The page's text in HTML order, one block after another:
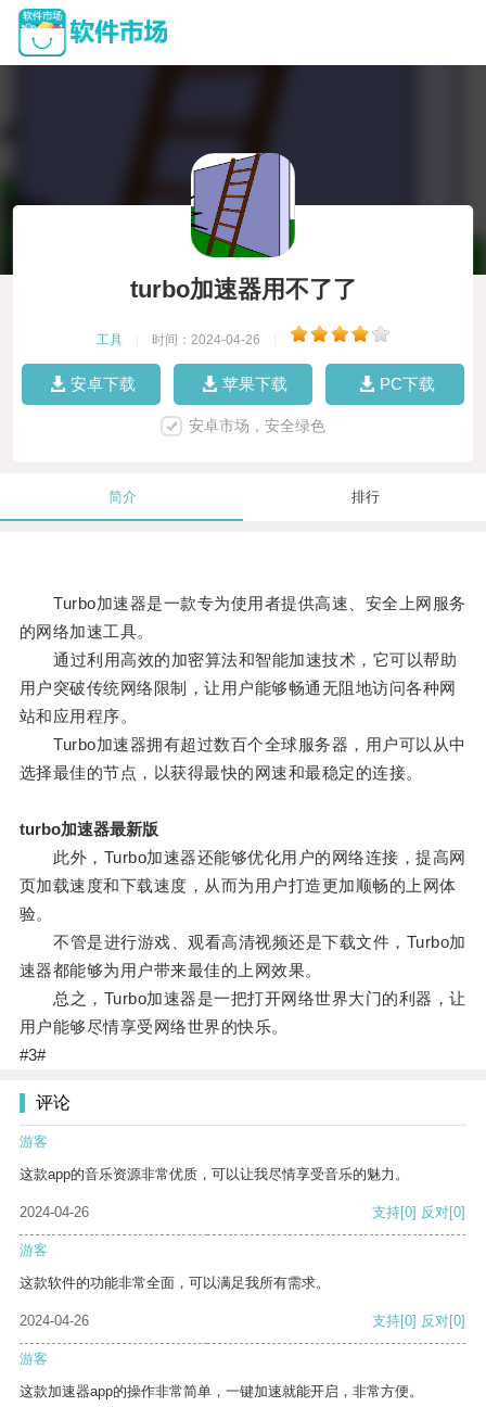
turbo加速器用不了了
工具 时间：2024-04-26
安卓下载 苹果下载 PC下载
安卓市场，安全绿色
简介 排行
Turbo加速器是一款专为使用者提供高速、安全上网服务
的网络加速工具。
通过利用高效的加密算法和智能加速技术，它可以帮助
用户突破传统网络限制，让用户能够畅通无阻地访问各种网
站和应用程序。
Turbo加速器拥有超过数百个全球服务器，用户可以从中
选择最佳的节点，以获得最快的网速和最稳定的连接。
turbo加速器最新版
此外，Turbo加速器还能够优化用户的网络连接，提高网
页加载速度和下载速度，从而为用户打造更加顺畅的上网体
验。
不管是进行游戏、观看高清视频还是下载文件，Turbo加
速器都能够为用户带来最佳的上网效果。
总之，Turbo加速器是一把打开网络世界大门的利器，让
用户能够尽情享受网络世界的快乐。
#3#
评论
游客
这款app的音乐资源非常优质，可以让我尽情享受音乐的魅力。
2024-04-26 支持[0] 反对[0]
游客
这款软件的功能非常全面，可以满足我所有需求。
2024-04-26 支持[0] 反对[0]
游客
这款加速器app的操作非常简单，一键加速就能开启，非常方便。